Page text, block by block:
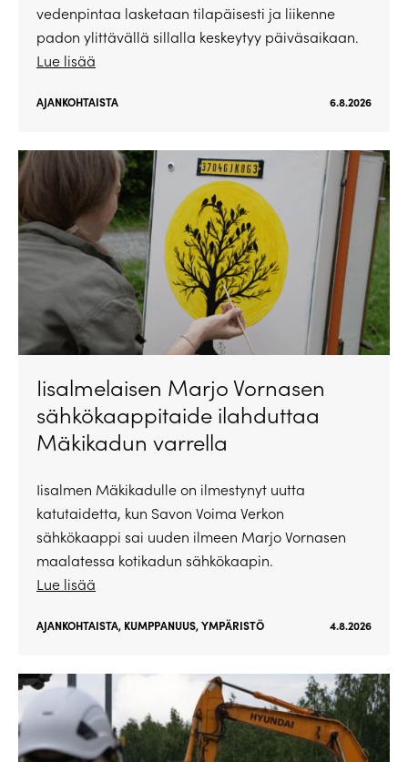
vedenpintaa lasketaan tilapäisesti ja liikenne
padon ylittävällä sillalla keskeytyy päiväsaikaan.
Lue lisää
AJANKOHTAISTA 6.8.2026
Iisalmelaisen Marjo Vornasen
sähkökaappitaide ilahduttaa
Mäkikadun varrella
Iisalmen Mäkikadulle on ilmestynyt uutta
katutaidetta, kun Savon Voima Verkon
sähkökaappi sai uuden ilmeen Marjo Vornasen
maalatessa kotikadun sähkökaapin.
Lue lisää
AJANKOHTAISTA, KUMPPANUUS,YMPÄRISTÖ 4.8.2026